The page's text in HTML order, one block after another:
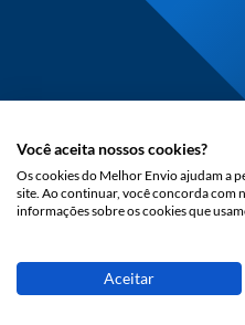
Você aceita nossos cookies?
Os cookies do Melhor Envio ajudam a
site. Ao continuar, você concorda com
informações sobre os cookies que
Aceitar